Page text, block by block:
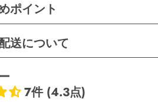
ポイント
送について
7件 (4.3点)